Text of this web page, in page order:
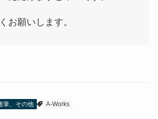
お願いします。
筆、その他 A-Works